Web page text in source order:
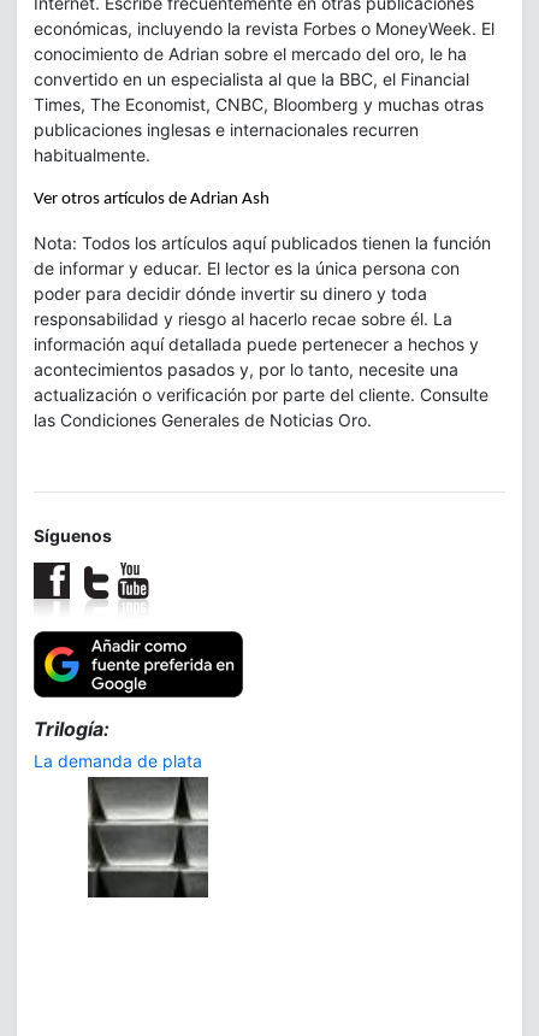
económicas, incluyendo la revista Forbes o MoneyWeek. El
conocimiento de Adrian sobre el mercado del oro, le ha
convertido en un especialista al que la BBC, el Financial
Times, The Economist, CNBC, Bloomberg y muchas otras
publicaciones inglesas e internacionales recurren
habitualmente.
Ver otros artículos de Adrian Ash
Nota: Todos los artículos aquí publicados tienen la función
de informar y educar. El lector es la única persona con
poder para decidir dónde invertir su dinero y toda
responsabilidad y riesgo al hacerlo recae sobre él. La
información aquí detallada puede pertenecer a hechos y
acontecimientos pasados y, por lo tanto, necesite una
actualización o verificación por parte del cliente. Consulte
las Condiciones Generales de Noticias Oro.
Síguenos
Trilogía:
La demanda de plata